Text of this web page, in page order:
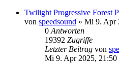
Twilight Progressive Forest
von speedsound » Mi 9. Apr
0 Antworten
19392 Zugriffe
Letzter Beitrag von
Mi 9. Apr 2025, 21:50